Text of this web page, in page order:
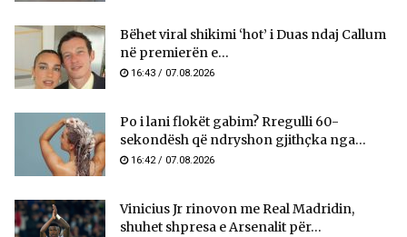
Bëhet viral shikimi ‘hot’ i Duas ndaj Callum
në premierën e...
16:43 / 07.08.2026
Po i lani flokët gabim? Rregulli 60-
sekondësh që ndryshon gjithçka nga...
16:42 / 07.08.2026
Vinicius Jr rinovon me Real Madridin,
shuhet shpresa e Arsenalit për...